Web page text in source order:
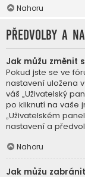
Nahoru
Předvolby a
Jak můžu změnit
Pokud jste se ve
nastavení uložena
váš „Uživatelský
po kliknutí na vaše
„Uživatelském
nastavení a
Nahoru
Jak můžu